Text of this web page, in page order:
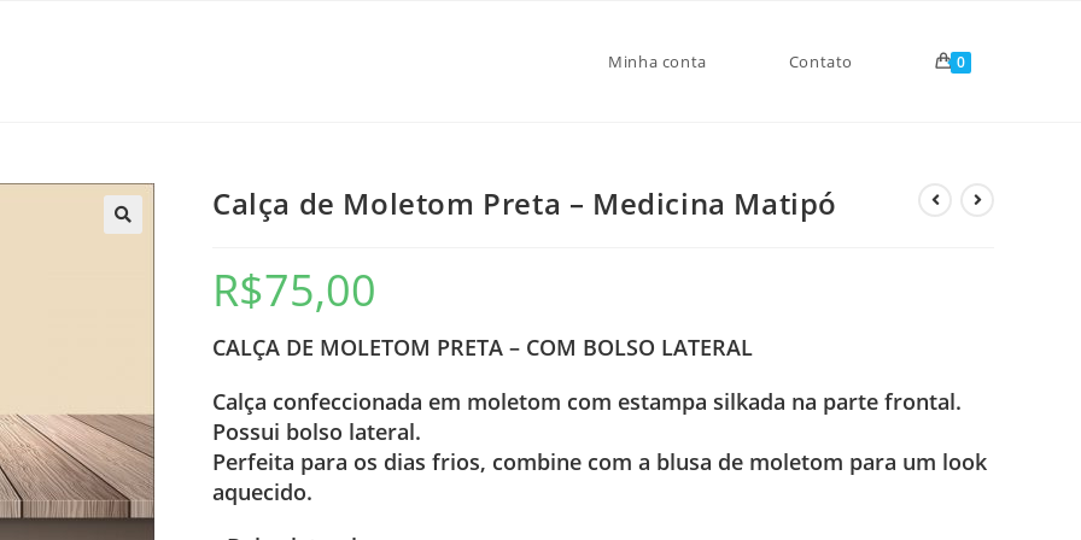
Minha conta Contato 0
Calça de Moletom Preta – Medicina Matipó
R$75,00
CALÇA DE MOLETOM PRETA – COM BOLSO LATERAL
Calça confeccionada em moletom com estampa silkada na parte frontal.
Possui bolso lateral.
Perfeita para os dias frios, combine com a blusa de moletom para um look
aquecido.